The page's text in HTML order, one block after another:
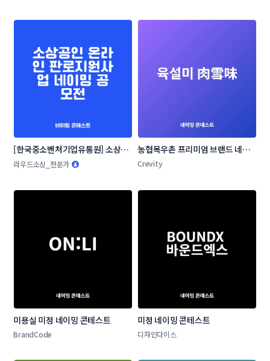
[한국중소벤처기업유통원] 소상공
인 온라인 판로지원사업 네이밍 공
라우드소싱_전문가
농협목우촌 프리미엄 브랜드 네이
밍 공모
Crevity
미용실 미정 네이밍 콘테스트
BrandCode
미정 네이밍 콘테스트
디자인다이스